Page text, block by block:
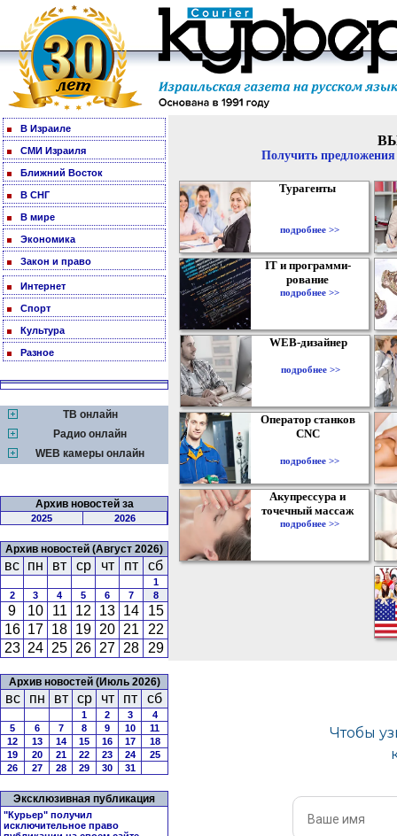
В Израиле
СМИ Израиля
Ближний Восток
В СНГ
В мире
Экономика
Закон и право
Интернет
Спорт
Культура
Разное
ТВ онлайн
Радио онлайн
WEB камеры онлайн
Архив новостей за
2025 2026
Архив новостей (Август 2026)
вс пн вт ср чт пт сб
1
2
3 4 5 6 7 8
9 10 11 12 13 14
15
16 17 18 19 20 21
22
23 24 25 26 27 28 29
Архив новостей (Июль 2026)
вс пн вт ср чт пт сб
1 2 3
4
5
6 7 8 9 10
11
12
13 14 15 16 17
18
19
20 21 22 23 24
25
26
27 28 29 30 31
Эксклюзивная публикация
"Курьер" получил
исключительное право
Получить
Турагенты
подробнее >>
IT и программи-
рование
подробнее >>
WEB-дизайнер
подробнее >>
Оператор станков
CNC
подробнее >>
Акупрессура и
точечный массаж
подробнее >>